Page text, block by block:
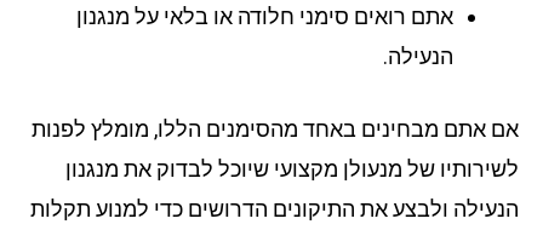
אתם רואים סימני חלודה או בלאי על מנגנון
הנעילה.
אתם מבחינים באחד מהסימנים הללו, מומלץ לפנות
של מנעולן מקצועי שיוכל לבדוק את מנגנון
ולבצע את התיקונים הדרושים כדי למנוע תקלות